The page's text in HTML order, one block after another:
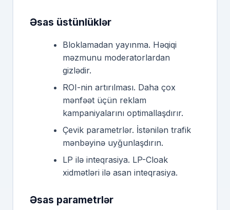
Əsas üstünlüklər
Bloklamadan yayınma. Həqiqi
məzmunu moderatorlardan
gizlədir.
ROI-nin artırılması. Daha çox
mənfəət üçün reklam
kampaniyalarını optimallaşdırır.
Çevik parametrlər. İstənilən trafik
mənbəyinə uyğunlaşdırın.
LP ilə inteqrasiya. LP-Cloak
xidmətləri ilə asan inteqrasiya.
Əsas parametrlər